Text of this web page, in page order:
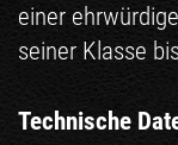
einer
seiner Klasse
Technische